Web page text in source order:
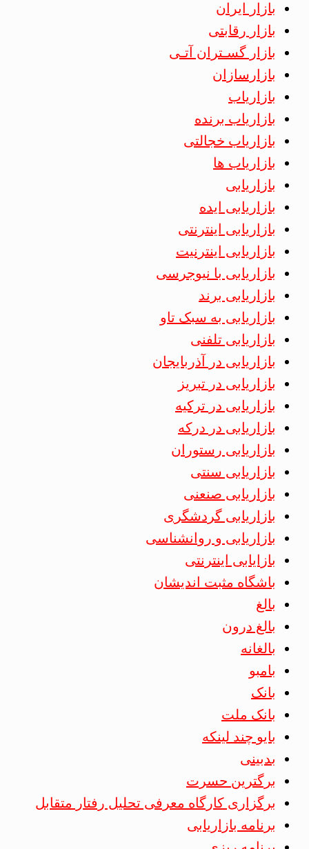
بازار ایران
بازار رقابتی
بازار گسـتران آتـی
بازارسازان
بازاریاب
بازاریاب برنده
بازاریاب خجالتی
بازاریاب ها
بازاریابی
بازاریابی ایده
بازاریابی اینترنتی
بازاریابی اینترنیت
بازاریابی با نیوجرسی
بازاریابی برند
بازاریابی به سبک تاو
بازاریابی تلفنی
بازاریابی در آذربایجان
بازاریابی در تبریز
بازاریابی در ترکیه
بازاریابی در درکه
بازاریابی رستوران
بازاریابی سنتی
بازاریابی صنعنی
بازاریابی گردشگری
بازاریابی و روانشناسی
بازایابی اینترنتی
باشگاه مثبت اندیشان
بالغ
بالغ درون
بالغانه
بامبو
بانک
بانک ملت
بایو چند لینکه
بدبینی
برگترین حسرت
برگزاری کارگاه معرفی تحلیل رفتار متقابل
برنامه بازاریابی